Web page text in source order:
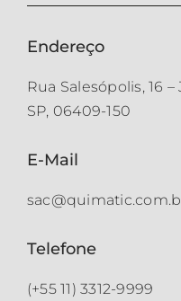
Endereço
Rua Salesópolis, 16
SP, 06409-150
E-Mail
Telefone
(+55 11) 3312-9999